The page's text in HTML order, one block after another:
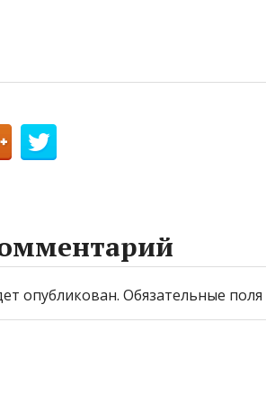
опубликован. Обязательные